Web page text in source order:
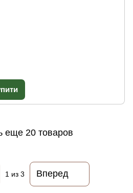
еще 20 товаров
1 из 3 Вперед